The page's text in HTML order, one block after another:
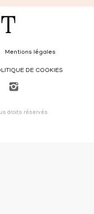
Mentions légales
DE COOKIES
droits réservés